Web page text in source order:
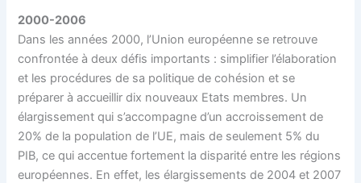
2000-2006
Dans les années 2000, l’Union européenne se retrouve
confrontée à deux défis importants : simplifier l’élaboration
et les procédures de sa politique de cohésion et se
préparer à accueillir dix nouveaux Etats membres. Un
élargissement qui s’accompagne d’un accroissement de
20% de la population de l’UE, mais de seulement 5% du
PIB, ce qui accentue fortement la disparité entre les régions
européennes. En effet, les élargissements de 2004 et 2007